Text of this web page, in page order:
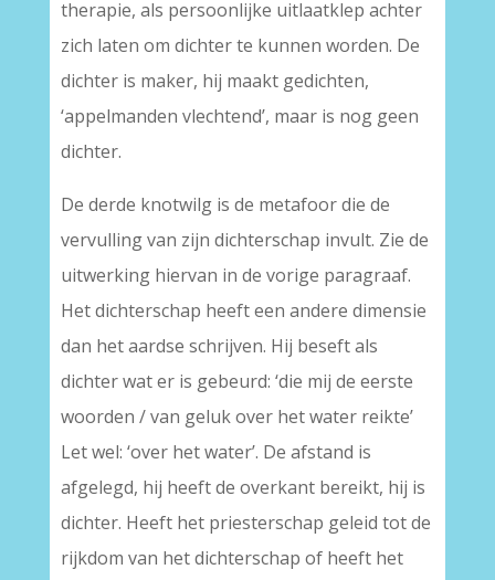
therapie, als persoonlijke uitlaatklep achter
zich laten om dichter te kunnen worden. De
dichter is maker, hij maakt gedichten,
‘appelmanden vlechtend’, maar is nog geen
dichter.
De derde knotwilg is de metafoor die de
vervulling van zijn dichterschap invult. Zie de
uitwerking hiervan in de vorige paragraaf.
Het dichterschap heeft een andere dimensie
dan het aardse schrijven. Hij beseft als
dichter wat er is gebeurd: ‘die mij de eerste
woorden / van geluk over het water reikte’
Let wel: ‘over het water’. De afstand is
afgelegd, hij heeft de overkant bereikt, hij is
dichter. Heeft het priesterschap geleid tot de
rijkdom van het dichterschap of heeft het